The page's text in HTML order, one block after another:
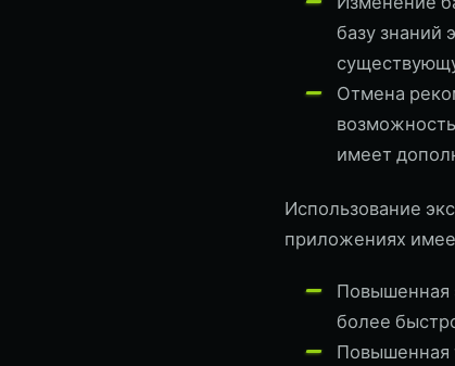
базу знаний
Отмена
имеет
Использование
приложениях
Повышенная
более
Повышенная